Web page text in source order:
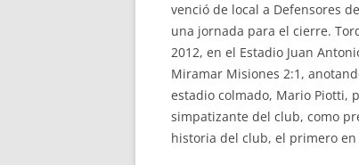
venció de local a Defensores
una jornada para el cierre.
2012, en el Estadio Juan
Miramar Misiones 2:1,
estadio colmado, Mario Piotti,
simpatizante del club, como
historia del club, el primero